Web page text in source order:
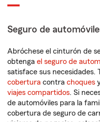
Seguro de
Abróchese el cinturón de
obtenga el seguro de
satisface sus necesidades.
cobertura contra choques
viajes compartidos. Si
de automóviles para la
cobertura de seguro de